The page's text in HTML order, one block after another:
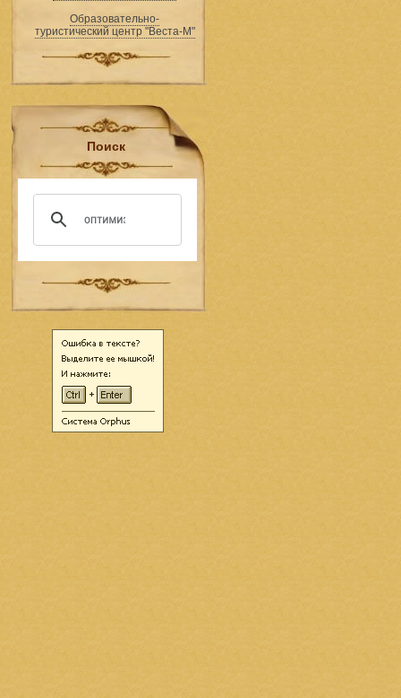
Образовательно-
туристический центр "Веста-М"
Поиск